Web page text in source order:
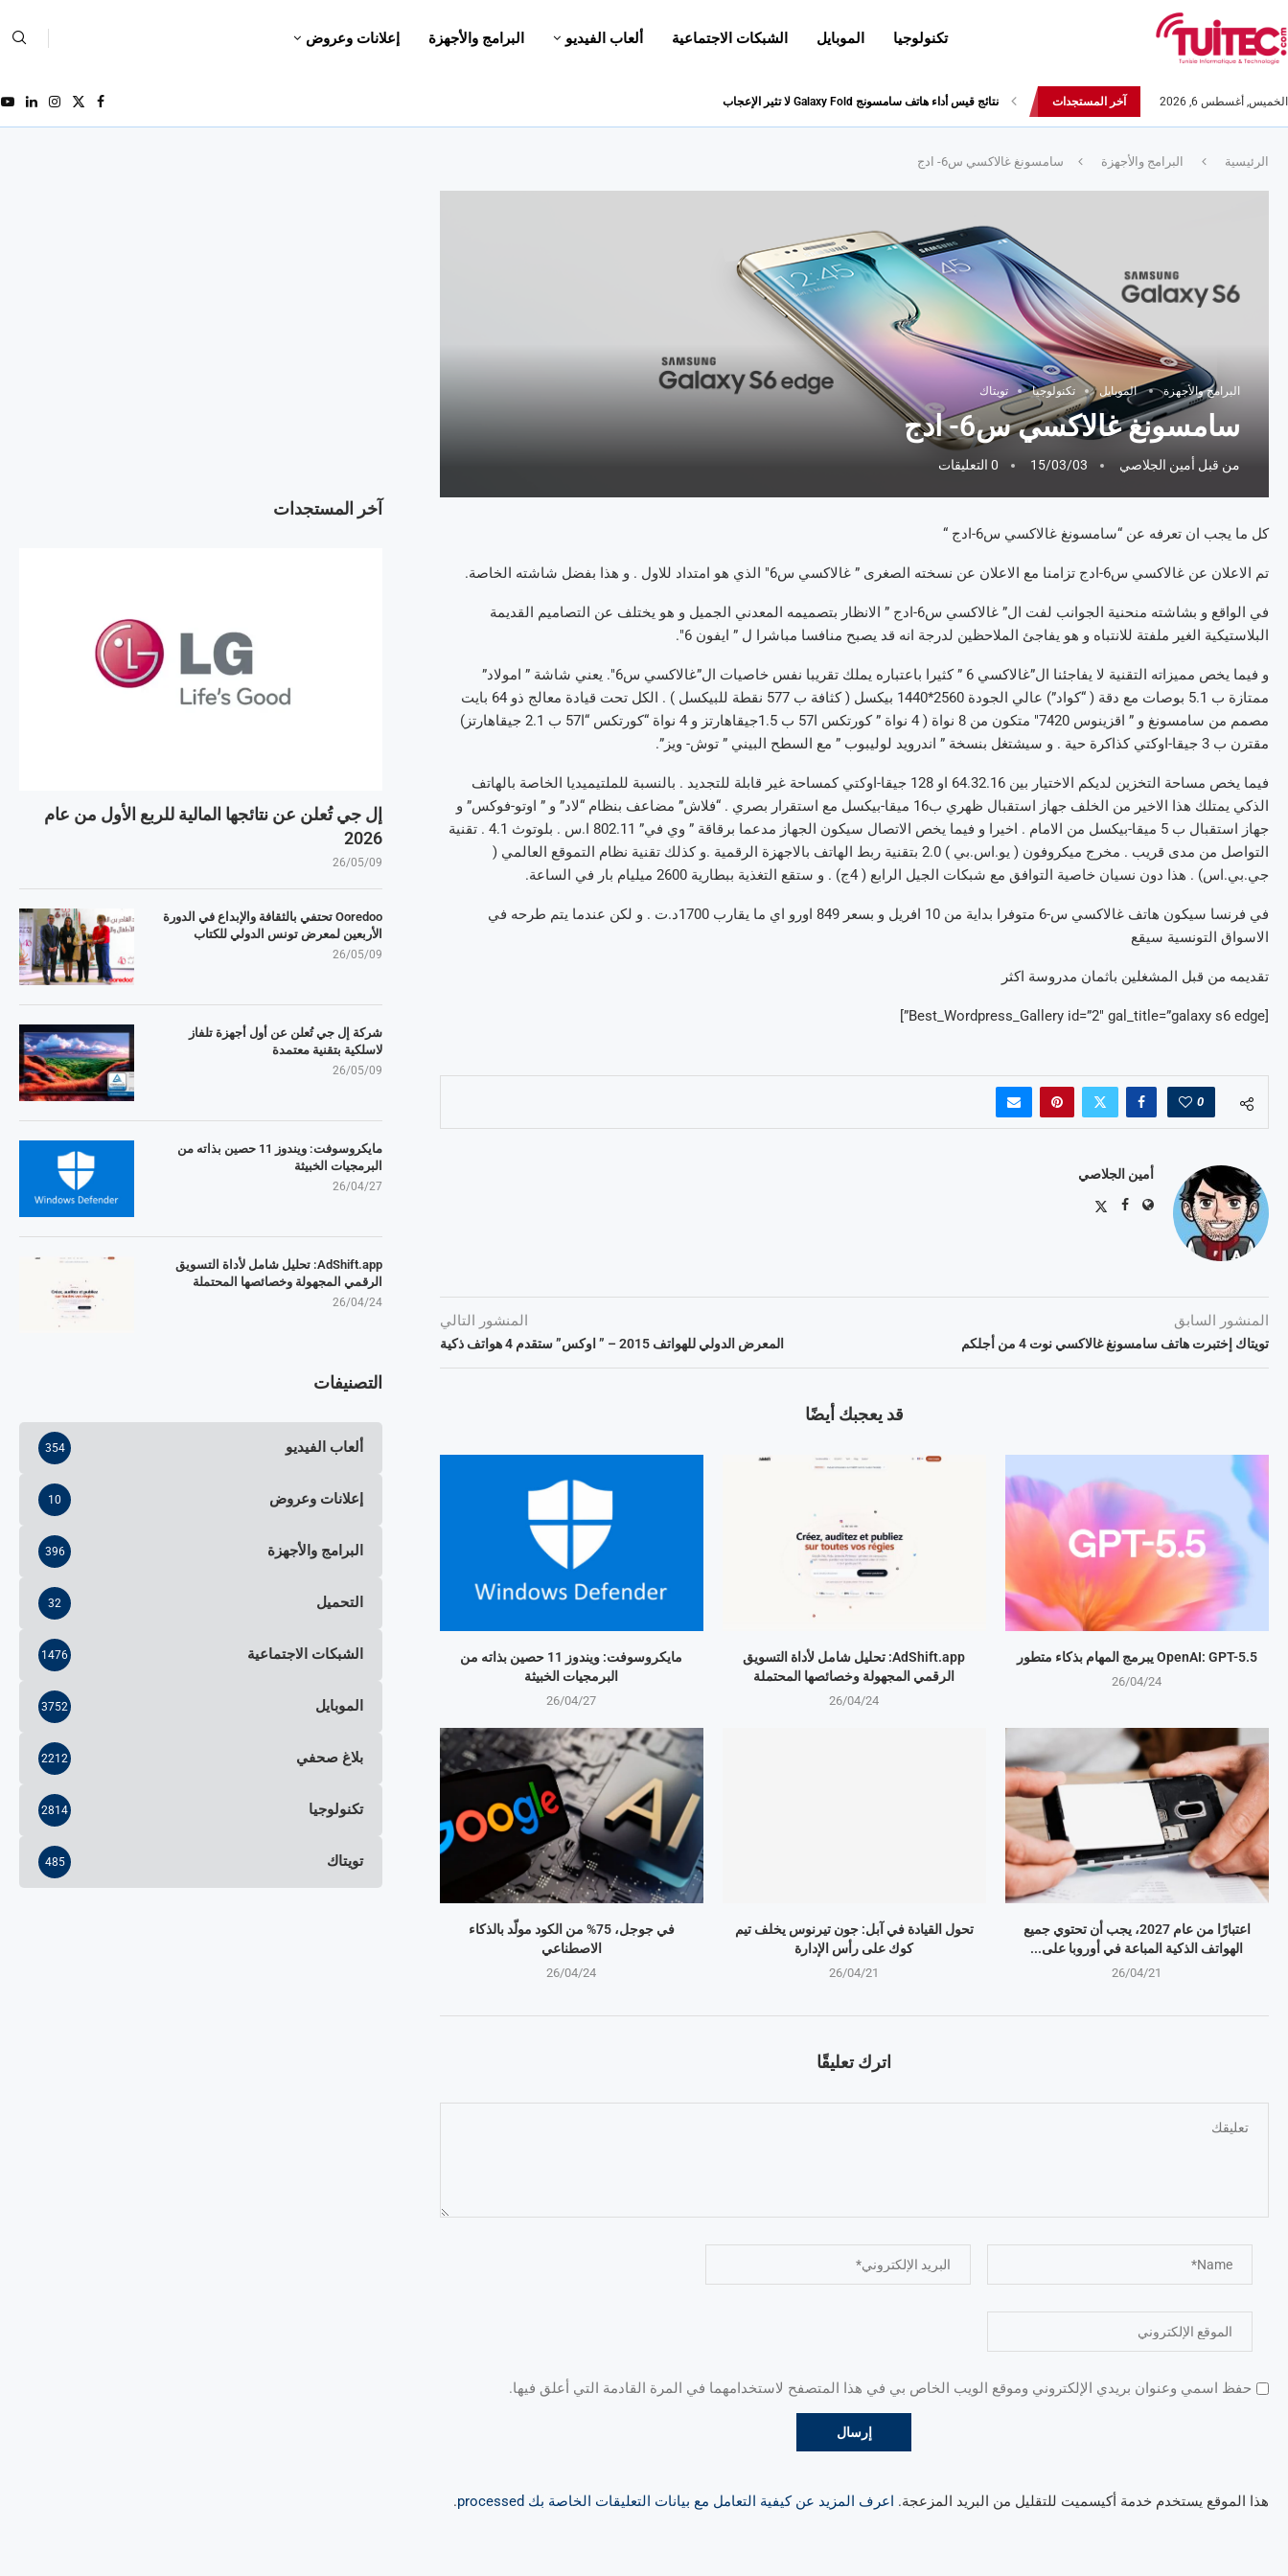
تكنولوجيا الموبايل الشبكات الاجتماعية ألعاب الفيديو البرامج والأجهزة إعلانات وعروض
الخميس, أغسطس 6, 2026 آخر المستجدات نتائج قيس أداء هاتف سامسونج Galaxy Fold لا تثير الإعجاب
الرئيسية البرامج والأجهزة سامسونغ غالاكسي س6- ادج
البرامج والأجهزة الموبايل تكنولوجيا تويتاك
سامسونغ غالاكسي س6- ادج
من قبل أمين الجلاصي 15/03/03 0 التعليقات
كل ما يجب ان تعرفه عن “سامسونغ غالاكسي س6-ادج “
تم الاعلان عن غالاكسي س6-ادج تزامنا مع الاعلان عن نسخته الصغرى ” غالاكسي س6″ الذي هو امتداد للاول . و هذا بفضل شاشته الخاصة.
في الواقع و بشاشته منحنية الجوانب لفت ال” غالاكسي س6-ادج ” الانظار بتصميمه المعدني الجميل و هو يختلف عن التصاميم القديمة
البلاستيكية الغير ملفتة للانتباه و هو يفاجئ الملاحظين لدرجة انه قد يصبح منافسا مباشرا ل ” ايفون 6″.
و فيما يخص مميزاته التقنية لا يفاجئنا ال”غالاكسي 6 ” كثيرا باعتباره يملك تقريبا نفس خاصيات ال”غالاكسي س6″. يعني شاشة ” امولاد”
ممتازة ب 5.1 بوصات مع دقة ( “كواد”) عالي الجودة 2560*1440 بيكسل ( كثافة ب 577 نقطة للبيكسل ) . الكل تحت قيادة معالج ذو 64 بايت
مصمم من سامسونغ و ” اقزينوس 7420″ متكون من 8 نواة ( 4 نواة ” كورتكس ا57 ب 1.5جيقاهارتز و 4 نواة “كورتكس “ا57 ب 2.1 جيقاهارتز)
مقترن ب 3 جيقا-اوكتي كذاكرة حية . و سيشتغل بنسخة ” اندرويد لوليبوب ” مع السطح البيني ” توش- ويز”.
فيما يخص مساحة التخزين لديكم الاختيار بين 64.32.16 او 128 جيقا-اوكتي كمساحة غير قابلة للتجديد . بالنسبة للملتيميديا الخاصة بالهاتف
الذكي يمتلك هذا الاخير من الخلف جهاز استقبال ظهري ب16 ميقا-بيكسل مع استقرار بصري . “فلاش” مضاعف بنظام “لاد” و ” اوتو-فوكس” و
جهاز استقبال ب 5 ميقا-بيكسل من الامام . اخيرا و فيما يخص الاتصال سيكون الجهاز مدعما برقاقة ” وي في” 802.11 ا.س . بلوتوث 4.1 . تقنية
التواصل من مدى قريب . مخرج ميكروفون ( يو.اس.بي ) 2.0 بتقنية ربط الهاتف بالاجهزة الرقمية .و كذلك تقنية نظام التموقع العالمي (
جي.بي.اس) . هذا دون نسيان خاصية التوافق مع شبكات الجيل الرابع ( 4ج) . و ستقع التغذية ببطارية 2600 ميليام بار في الساعة.
في فرنسا سيكون هاتف غالاكسي س-6 متوفرا بداية من 10 افريل و بسعر 849 اورو اي ما يقارب 1700د.ت . و لكن عندما يتم طرحه في
الاسواق التونسية سيقع
تقديمه من قبل المشغلين باثمان مدروسة اكثر
[Best_Wordpress_Gallery id=”2″ gal_title=”galaxy s6 edge”]
0
أمين الجلاصي
المنشور السابق
تويتاك إختبرت هاتف سامسونغ غالاكسي نوت 4 من أجلكم
المنشور التالي
المعرض الدولي للهواتف 2015 – ” اوكس” ستقدم 4 هواتف ذكية
قد يعجبك أيضًا
مايكروسوفت: ويندوز 11 حصين بذاته من
البرمجيات الخبيثة
26/04/27
AdShift.app: تحليل شامل لأداة التسويق
الرقمي المجهولة وخصائصها المحتملة
26/04/24
OpenAI: GPT-5.5 يبرمج المهام بذكاء متطور
26/04/24
في جوجل، 75% من الكود مولّد بالذكاء
الاصطناعي
26/04/24
تحول القيادة في آبل: جون تيرنوس يخلف تيم
كوك على رأس الإدارة
26/04/21
اعتبارًا من عام 2027، يجب أن تحتوي جميع
الهواتف الذكية المباعة في أوروبا على...
26/04/21
اترك تعليقًا
حفظ اسمي وعنوان بريدي الإلكتروني وموقع الويب الخاص بي في هذا المتصفح لاستخدامهما في المرة القادمة التي أعلق فيها.
هذا الموقع يستخدم خدمة أكيسميت للتقليل من البريد المزعجة. اعرف المزيد عن كيفية التعامل مع بيانات التعليقات الخاصة بك processed .
آخر المستجدات
إل جي تُعلن عن نتائجها المالية للربع الأول من عام
2026
26/05/09
Ooredoo تحتفي بالثقافة والإبداع في الدورة
الأربعين لمعرض تونس الدولي للكتاب
26/05/09
شركة إل جي تُعلن عن أول أجهزة تلفاز
لاسلكية بتقنية معتمدة
26/05/09
مايكروسوفت: ويندوز 11 حصين بذاته من
البرمجيات الخبيثة
26/04/27
AdShift.app: تحليل شامل لأداة التسويق
الرقمي المجهولة وخصائصها المحتملة
26/04/24
التصنيفات
ألعاب الفيديو 354
إعلانات وعروض 10
البرامج والأجهزة 396
التحميل 32
الشبكات الاجتماعية 1476
الموبايل 3752
بلاغ صحفي 2212
تكنولوجيا 2814
تويتاك 485